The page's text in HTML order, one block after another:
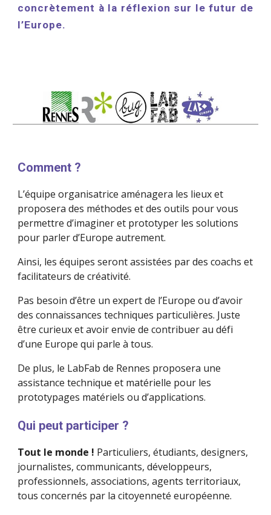
concrètement à la réflexion sur le futur de
l’Europe.
Comment ?
L’équipe organisatrice aménagera les lieux et
proposera des méthodes et des outils pour vous
permettre d’imaginer et prototyper les solutions
pour parler d’Europe autrement.
Ainsi, les équipes seront assistées par des coachs et
facilitateurs de créativité.
Pas besoin d’être un expert de l’Europe ou d’avoir
des connaissances techniques particulières. Juste
être curieux et avoir envie de contribuer au défi
d’une Europe qui parle à tous.
De plus, le LabFab de Rennes proposera une
assistance technique et matérielle pour les
prototypages matériels ou d’applications.
Qui peut participer ?
Tout le monde ! Particuliers, étudiants, designers,
journalistes, communicants, développeurs,
professionnels, associations, agents territoriaux,
tous concernés par la citoyenneté européenne.